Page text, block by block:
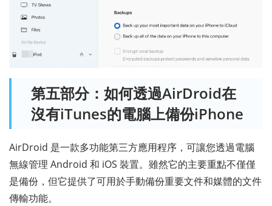
第五部分：如何透過AirDroid在
沒有iTunes的電腦上備份iPhone
AirDroid 是一款多功能第三方應用程序，可讓您透過電腦
無線管理 Android 和 iOS 裝置。雖然它的主要重點不僅僅
是備份，但它提供了可用於手動備份重要文件和媒體的文件
傳輸功能。